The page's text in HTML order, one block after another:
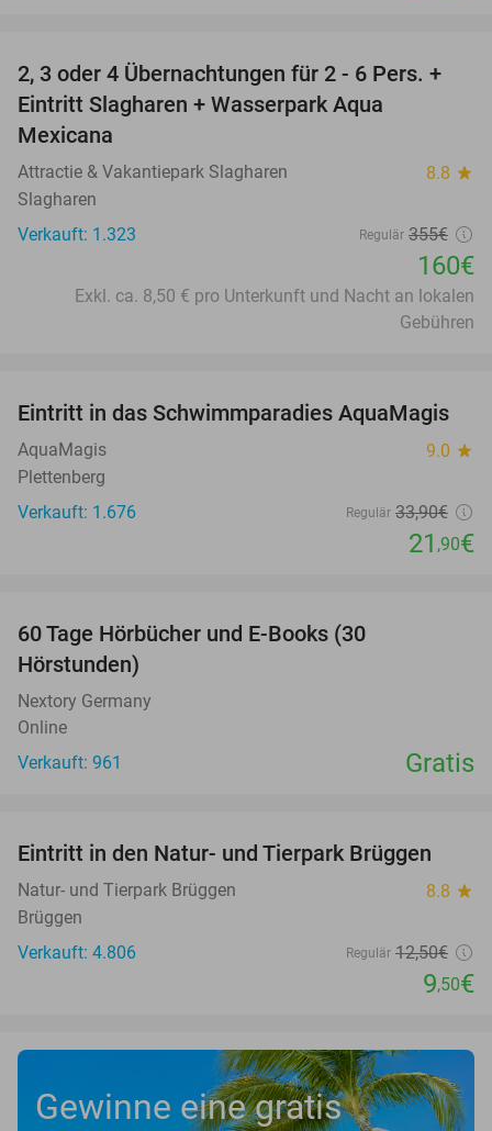
55%
2, 3 oder 4 Übernachtungen für 2 - 6 Pers. +
Eintritt Slagharen + Wasserpark Aqua
Mexicana
Attractie & Vakantiepark Slagharen 8.8 star
Slagharen
Verkauft: 1.323
Regulär 355€
160€
Exkl. ca. 8,50 € pro Unterkunft und Nacht an lokalen
Gebühren
35%
Eintritt in das Schwimmparadies AquaMagis
AquaMagis 9.0 star
Plettenberg
Verkauft: 1.676
Regulär 33,90€
21 ,90€
60 Tage Hörbücher und E-Books (30
Hörstunden)
Nextory Germany
Online
Verkauft: 961
Gratis
24%
Eintritt in den Natur- und Tierpark Brüggen
Natur- und Tierpark Brüggen 8.8 star
Brüggen
Verkauft: 4.806
Regulär 12,50€
9,50€
Gewinne eine gratis